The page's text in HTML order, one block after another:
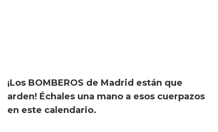
¡Los BOMBEROS de Madrid están que
arden! Échales una mano a esos cuerpazos
en este calendario.